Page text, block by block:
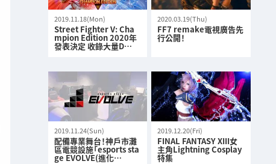
2019.11.18(Mon)
Street Fighter V: Cha
mpion Edition 2020年
發表決定 收錄大量D…
2020.03.19(Thu)
FF7 remake電視廣告先
行公開！
2019.11.24(Sun)
配備專業舞台！神戶市灘
區電競設施「esports sta
ge EVOLVE(進化…
2019.12.20(Fri)
FINAL FANTASY XIII女
主角Lightning Cosplay
特集